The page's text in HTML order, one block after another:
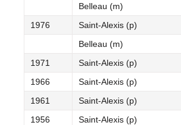
Belleau (m)
1976
Saint-Alexis (p)
Belleau (m)
1971
Saint-Alexis (p)
1966
Saint-Alexis (p)
1961
Saint-Alexis (p)
1956
Saint-Alexis (p)